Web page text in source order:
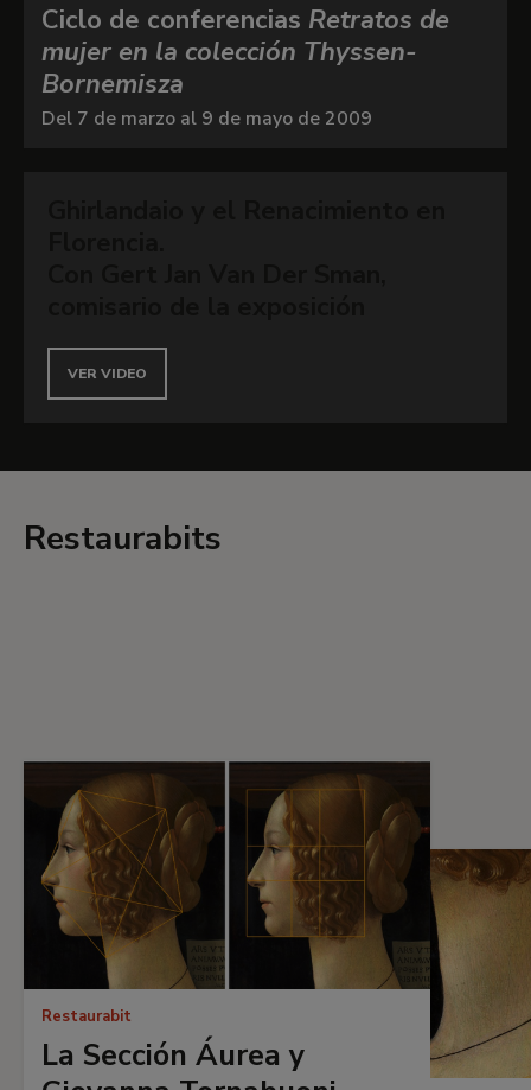
Ciclo de conferencias Retratos de
mujer en la colección Thyssen-
Bornemisza
Del 7 de marzo al 9 de mayo de 2009
VER VIDEO
Restaurabits
Restaurabit
La Sección Áurea y